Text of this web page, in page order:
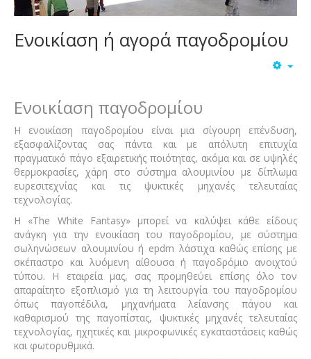
Ενοικίαση ή αγορά παγοδρομίου
Ενοικίαση παγοδρομίου
Η ενοικίαση παγοδρομίου είναι μια σίγουρη επένδυση,
εξασφαλίζοντας σας πάντα και με απόλυτη επιτυχία
πραγματικό πάγο εξαιρετικής ποιότητας, ακόμα και σε υψηλές
θερμοκρασίες, χάρη στο σύστημα αλουμινίου με δίπλωμα
ευρεσιτεχνίας και τις ψυκτικές μηχανές τελευταίας
τεχνολογίας.
Η «The White Fantasy» μπορεί να καλύψει κάθε είδους
ανάγκη για την ενοικίαση του παγοδρομίου, με σύστημα
σωληνώσεων αλουμινίου ή epdm λάστιχα καθώς επίσης με
σκέπαστρο και λυόμενη αίθουσα ή παγοδρόμιο ανοιχτού
τύπου. Η εταιρεία μας, σας προμηθεύει επίσης όλο τον
απαραίτητο εξοπλισμό για τη λειτουργία του παγοδρομίου
όπως παγοπέδιλα, μηχανήματα λείανσης πάγου και
καθαρισμού της παγοπίστας, ψυκτικές μηχανές τελευταίας
τεχνολογίας, ηχητικές και μικροφωνικές εγκαταστάσεις καθώς
και φωτορυθμικά.